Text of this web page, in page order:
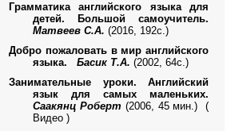
Грамматика английского языка для
детей. Большой самоучитель.
Матвеев С.А. (2016, 192с.)
Добро пожаловать в мир английского
языка.
Басик Т.А. (2002, 64с.)
Занимательные уроки. Английский
язык для самых маленьких.
Саакянц Роберт (2006, 45 мин.) (
Видео )